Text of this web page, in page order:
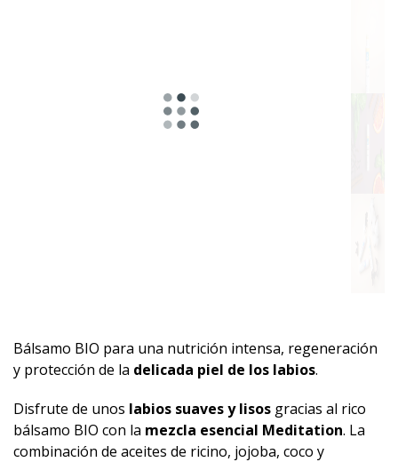
Bálsamo BIO para una nutrición intensa, regeneración
y protección de la delicada piel de los labios.
Disfrute de unos labios suaves y lisos gracias al rico
bálsamo BIO con la mezcla esencial Meditation. La
combinación de aceites de ricino, jojoba, coco y